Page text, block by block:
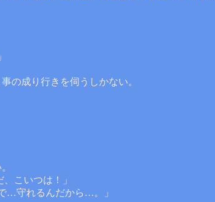
の成り行きを伺うしかない。
こいつは！」
…守れるんだから…。」